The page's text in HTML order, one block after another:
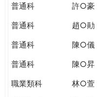
PUTTING
YOU
THE
GLOBAL
CITIZENSHIP
普通科
許○豪
普通科
趙○勛
普通科
陳○儀
普通科
陳○昇
職業類科
林○萱